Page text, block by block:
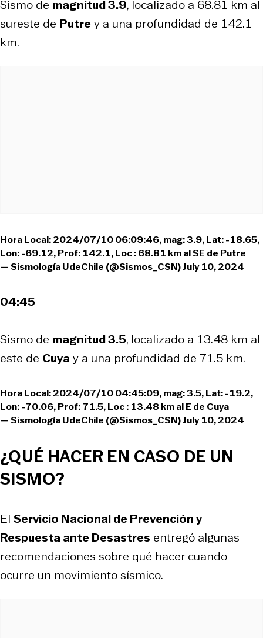
Sismo de magnitud 3.9, localizado a 68.81 km al
sureste de Putrey a una profundidad de 142.1
km.
Hora Local: 2024/07/10 06:09:46, mag: 3.9, Lat: -18.65,
Lon: -69.12, Prof: 142.1, Loc : 68.81 km al SE de Putre
— Sismología UdeChile (@Sismos_CSN)July 10, 2024
04:45
Sismo de magnitud 3.5, localizado a 13.48 km al
este de Cuyay a una profundidad de 71.5 km.
Hora Local: 2024/07/10 04:45:09, mag: 3.5, Lat: -19.2,
Lon: -70.06, Prof: 71.5, Loc : 13.48 km al E de Cuya
— Sismología UdeChile (@Sismos_CSN)July 10, 2024
¿QUÉ HACER EN CASO DE UN
SISMO?
El Servicio Nacional de Prevención y
Respuesta ante Desastres entregó algunas
recomendaciones sobre qué hacer cuando
ocurre un movimiento sísmico.